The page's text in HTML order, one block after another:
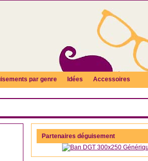
par genre Idées Accessoires
Partenaires déguisement